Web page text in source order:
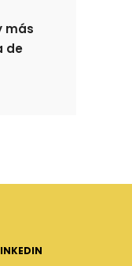
más
de